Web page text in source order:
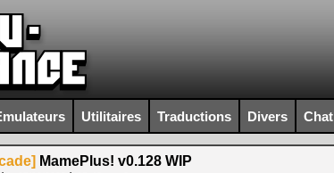
Utilitaires Traductions Divers Chat
MamePlus! v0.128 WIP